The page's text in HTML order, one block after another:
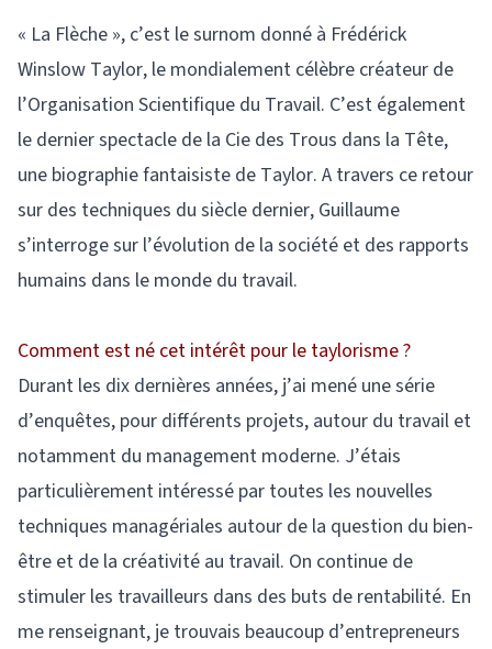
« La Flèche », c’est le surnom donné à Frédérick
Winslow Taylor, le mondialement célèbre créateur de
l’Organisation Scientifique du Travail. C’est également
le dernier spectacle de la Cie des Trous dans la Tête,
une biographie fantaisiste de Taylor. A travers ce retour
sur des techniques du siècle dernier, Guillaume
s’interroge sur l’évolution de la société et des rapports
humains dans le monde du travail.
Comment est né cet intérêt pour le taylorisme ?
Durant les dix dernières années, j’ai mené une série
d’enquêtes, pour différents projets, autour du travail et
notamment du management moderne. J’étais
particulièrement intéressé par toutes les nouvelles
techniques managériales autour de la question du bien-
être et de la créativité au travail. On continue de
stimuler les travailleurs dans des buts de rentabilité. En
me renseignant, je trouvais beaucoup d’entrepreneurs